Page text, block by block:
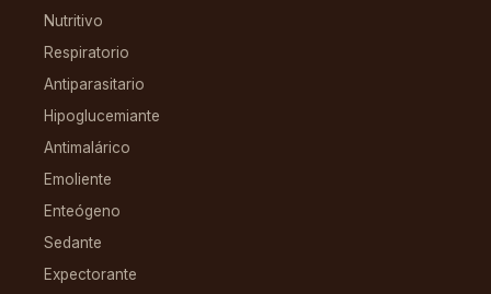
Nutritivo
Respiratorio
Antiparasitario
Hipoglucemiante
Antimalárico
Emoliente
Enteógeno
Sedante
Expectorante